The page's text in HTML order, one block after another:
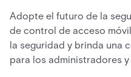
Adopte el futuro de la
de control de acceso
la seguridad y brinda una
para los administradores y